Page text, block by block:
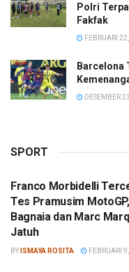
Polri
Fakfak
FEBRUARI
Barcelona
DESEMBER
SPORT
Franco Morbidelli
Tes Pramusim
Bagnaia dan Marc
Jatuh
BY ISMAYA ROSITA FEBRUARI